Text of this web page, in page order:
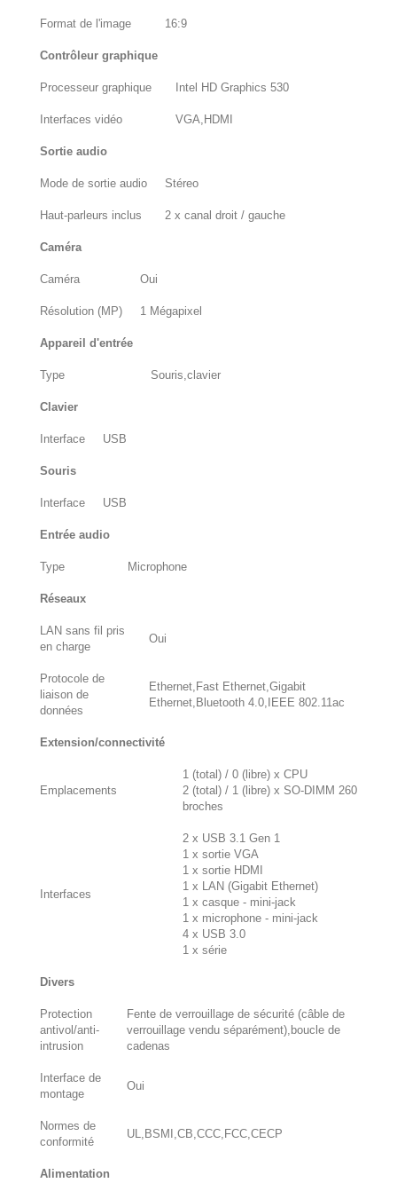
Format de l'image 16:9
Contrôleur graphique
Processeur graphique Intel HD Graphics 530
Interfaces vidéo VGA,HDMI
Sortie audio
Mode de sortie audio Stéreo
Haut-parleurs inclus 2 x canal droit / gauche
Caméra
Caméra Oui
Résolution (MP) 1 Mégapixel
Appareil d'entrée
Type Souris,clavier
Clavier
Interface USB
Souris
Interface USB
Entrée audio
Type Microphone
Réseaux
LAN sans fil pris
en charge
Oui
Protocole de
liaison de
données
Ethernet,Fast Ethernet,Gigabit
Ethernet,Bluetooth 4.0,IEEE 802.11ac
Extension/connectivité
Emplacements
1 (total) / 0 (libre) x CPU
2 (total) / 1 (libre) x SO-DIMM 260
broches
Interfaces
2 x USB 3.1 Gen 1
1 x sortie VGA
1 x sortie HDMI
1 x LAN (Gigabit Ethernet)
1 x casque - mini-jack
1 x microphone - mini-jack
4 x USB 3.0
1 x série
Divers
Protection
antivol/anti-
intrusion
Fente de verrouillage de sécurité (câble de
verrouillage vendu séparément),boucle de
cadenas
Interface de
montage
Oui
Normes de
conformité
UL,BSMI,CB,CCC,FCC,CECP
Alimentation